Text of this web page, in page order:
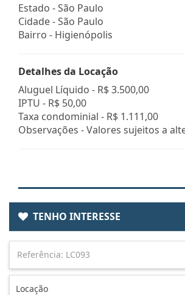
Estado -São Paulo
Cidade -São Paulo
Bairro - Higienópolis
Detalhes da Locação
Aluguel Líquido - R$ 3.500,00
IPTU - R$ 50,00
Taxa condominial - R$ 1.111,00
Observações - Valores sujeitos a
TENHO INTERESSE
Locação